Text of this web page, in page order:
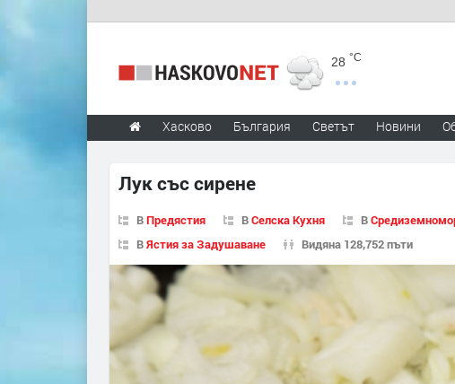
28 °C
Хасково България Светът Новини
Лук със сирене
ВПредястия ВСелска Кухня В
ВЯстия за Задушаване Видяна 128,752 пъти